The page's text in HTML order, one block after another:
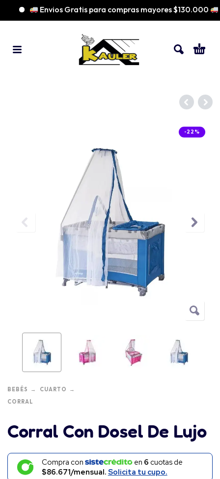
Envios Gratis para compras mayores $130.000
-22%
BEBÉS
CUARTO
CORRAL
Corral Con Dosel De Lujo
Compra con en 6 cuotas de
$86.671/mensual. Solicita tu cupo.